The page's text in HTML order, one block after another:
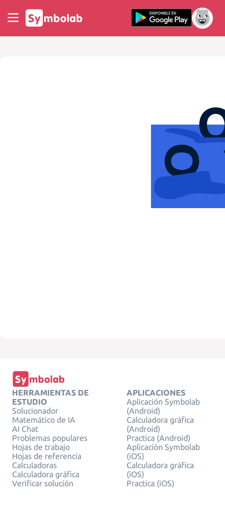
HERRAMIENTAS DE
ESTUDIO
Solucionador
Matemático de IA
AI Chat
Problemas populares
Hojas de trabajo
Hojas de referencia
Calculadoras
Calculadora gráfica
Verificar solución
APLICACIONES
Aplicación Symbolab
(Android)
Calculadora gráfica
(Android)
Practica (Android)
Aplicación Symbolab
(iOS)
Calculadora gráfica
(iOS)
Practica (iOS)